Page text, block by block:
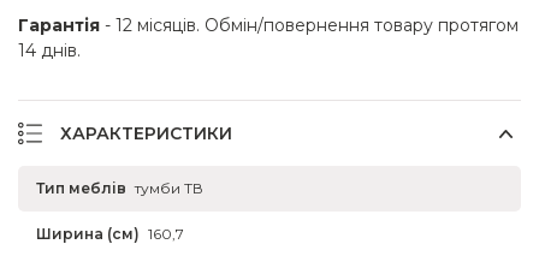
Гарантія - 12 місяців. Обмін/повернення товару протягом
14 днів.
ХАРАКТЕРИСТИКИ
Тип меблів тумби ТВ
Ширина (см) 160,7